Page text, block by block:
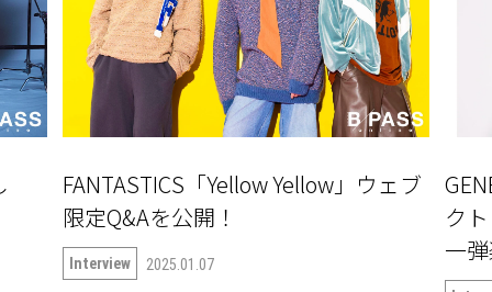
FANTASTICS「Yellow Yellow」ウェブ
限定Q&Aを公開！
Interview 2025.01.07
ク
一
語る